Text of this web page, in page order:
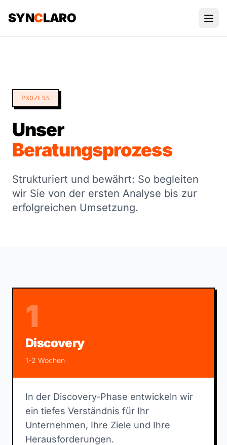
SYNCLARO
PROZESS
Unser
Beratungsprozess
Strukturiert und bewährt: So begleiten
wir Sie von der ersten Analyse bis zur
erfolgreichen Umsetzung.
1
Discovery
1-2 Wochen
In der Discovery-Phase entwickeln wir
ein tiefes Verständnis für Ihr
Unternehmen, Ihre Ziele und Ihre
Herausforderungen.